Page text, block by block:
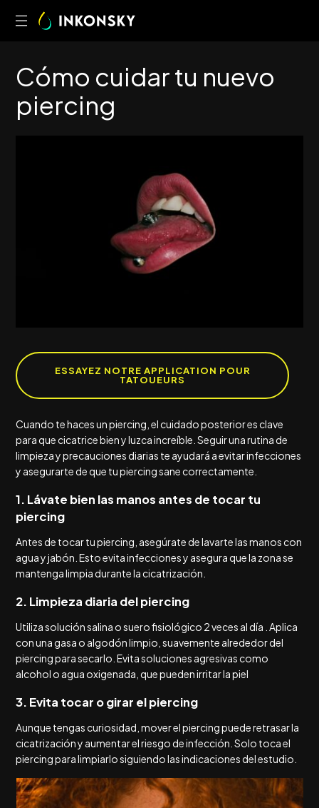
Cómo cuidartu nuevo
piercing
ESSAYEZ NOTRE APPLICATION POUR
TATOUEURS
Cuando te haces un piercing, el cuidado posterior es clave
para que cicatrice bien y luzca increíble. Seguir una rutina de
limpieza y precauciones diarias te ayudará a evitar infecciones
y asegurarte de que tu piercing sane correctamente.
1. Lávate bien las manos antes de tocar tu
piercing
Antes de tocar tu piercing, asegúrate de lavarte las manos con
agua y jabón. Esto evita infecciones y asegura que la zona se
mantenga limpia durante la cicatrización.
2. Limpieza diaria del piercing
Utiliza solución salina o suero fisiológico 2 veces al día . Aplica
con una gasa o algodón limpio, suavemente alrededor del
piercing para secarlo. Evita soluciones agresivas como
alcohol o agua oxigenada, que pueden irritar la piel
3. Evita tocar o girar el piercing
Aunque tengas curiosidad, mover el piercing puede retrasar la
cicatrización y aumentar el riesgo de infección. Solo toca el
piercing para limpiarlo siguiendo las indicaciones del estudio.